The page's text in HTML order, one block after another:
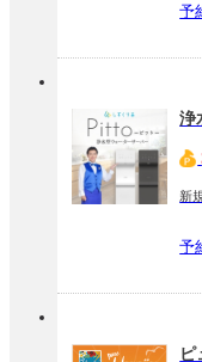
予
浄
新
予